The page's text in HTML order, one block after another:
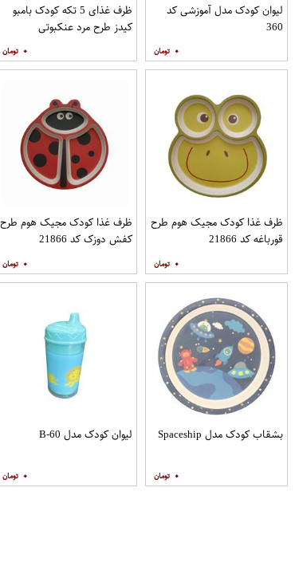
لیوان کودک مدل آموزشی کد
360
۰
ظرف غذای 5 تکه کودک بامبو
کیدز طرح مرد عنکبوتی
۰
ظرف غذا کودک مجیک هوم طرح
قورباغه کد 21866
۰
ظرف غذا کودک مجیک هوم طرح
کفش دوزک کد 21866
۰
بشقاب کودک مدل Spaceship
۰
لیوان کودک مدل B-60
۰